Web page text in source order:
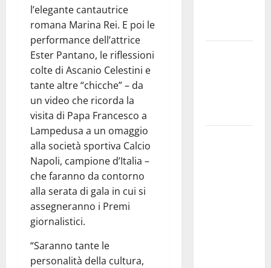
l’elegante cantautrice
romana Marina Rei. E poi le
performance dell’attrice
Ester Pantano, le riflessioni
colte di Ascanio Celestini e
tante altre “chicche” – da
un video che ricorda la
visita di Papa Francesco a
Lampedusa a un omaggio
alla società sportiva Calcio
Napoli, campione d’Italia –
che faranno da contorno
alla serata di gala in cui si
assegneranno i Premi
giornalistici.
“Saranno tante le
personalità della cultura,